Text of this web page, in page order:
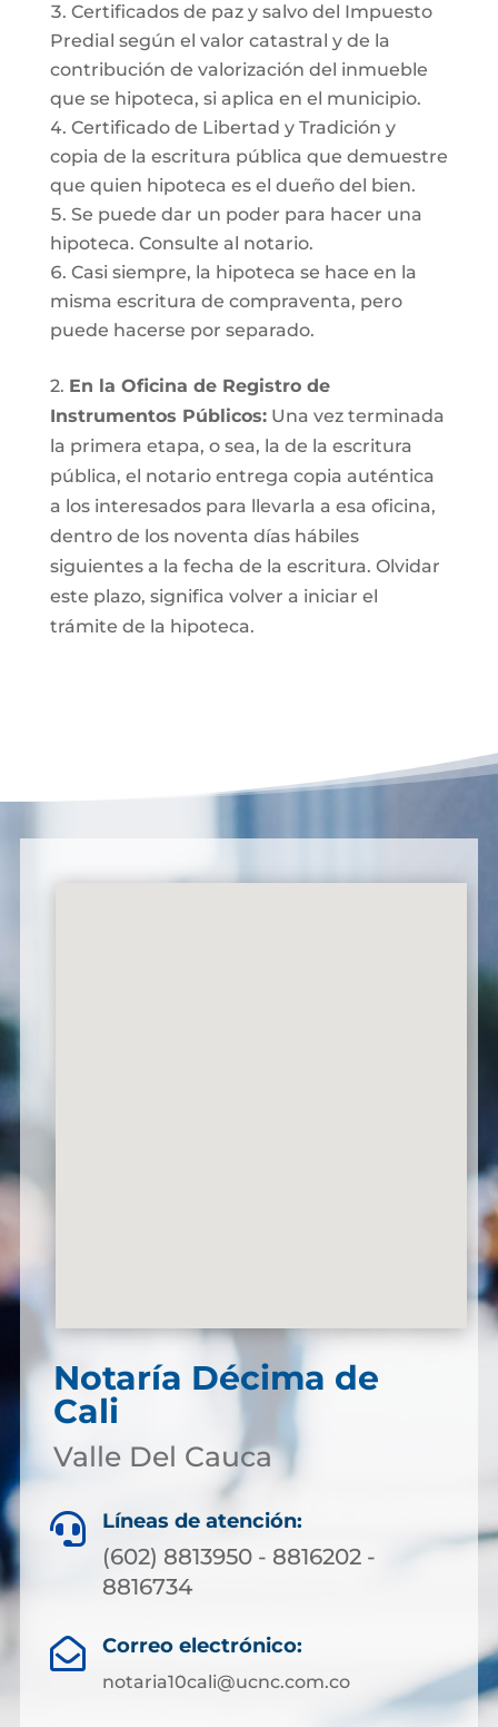
Certificados de paz y salvo del Impuesto
Predial según el valor catastral y de la
contribución de valorización del inmueble
que se hipoteca, si aplica en el municipio.
Certificado de Libertad y Tradición y
copia de la escritura pública que demuestre
que quien hipoteca es el dueño del bien.
Se puede dar un poder para hacer una
hipoteca. Consulte al notario.
Casi siempre, la hipoteca se hace en la
misma escritura de compraventa, pero
puede hacerse por separado.
2. En la Oficina de Registro de
Instrumentos Públicos:Una vez terminada
la primera etapa, o sea, la de la escritura
pública, el notario entrega copia auténtica
a los interesados para llevarla a esa oficina,
dentro de los noventa días hábiles
siguientes a la fecha de la escritura. Olvidar
este plazo, significa volver a iniciar el
trámite de la hipoteca.
Notaría Décima de
Cali
Valle Del Cauca
 Líneas de atención:
(602) 8813950 - 8816202 -
8816734
 Correo electrónico:
notaria10cali@ucnc.com.co